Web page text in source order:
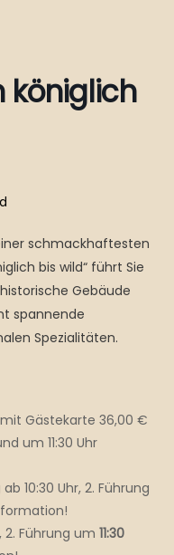
königlich
schmackhaftesten
bis wild“ führt Sie
Gebäude
spannende
Spezialitäten.
Gästekarte 36,00 €
um 11:30 Uhr
10:30 Uhr, 2. Führung
2. Führung um 11:30